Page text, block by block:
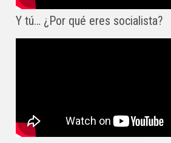
Y tú… ¿Por qué eres socialista?